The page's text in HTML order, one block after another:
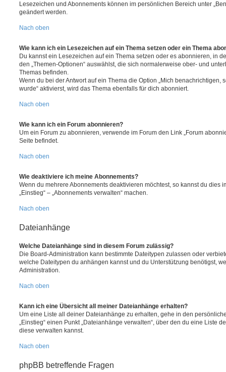
Lesezeichen und Abonnements können im persönlichen Bereich unter
geändert werden.
Nach oben
Wie kann ich ein Lesezeichen auf ein Thema setzen oder ein Thema
Du kannst ein Lesezeichen auf ein Thema setzen oder es abonnieren, in
den „Themen-Optionen“ auswählst, die sich normalerweise ober- und
Themas befinden.
Wenn du bei der Antwort auf ein Thema die Option „Mich benachrichtigen,
wurde“ aktivierst, wird das Thema ebenfalls für dich abonniert.
Nach oben
Wie kann ich ein Forum abonnieren?
Um ein Forum zu abonnieren, verwende im Forum den Link „Forum
Seite befindet.
Nach oben
Wie deaktiviere ich meine Abonnements?
Wenn du mehrere Abonnements deaktivieren möchtest, so kannst du dies
„Einstieg“ – „Abonnements verwalten“ machen.
Nach oben
Dateianhänge
Welche Dateianhänge sind in diesem Forum zulässig?
Die Board-Administration kann bestimmte Dateitypen zulassen oder
welche Dateitypen du anhängen kannst und du Unterstützung benötigst,
Administration.
Nach oben
Kann ich eine Übersicht all meiner Dateianhänge erhalten?
Um eine Liste all deiner Dateianhänge zu erhalten, gehe in den
„Einstieg“ einen Punkt „Dateianhänge verwalten“, über den du eine Liste
diese verwalten kannst.
Nach oben
phpBB betreffende Fragen